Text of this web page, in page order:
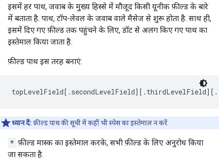
इसमें हर पाथ, जवाब के मुख्य हिस्से में मौजूद किसी यूनीक फ़ील्ड के बारे
में बताता है. पाथ, टॉप-लेवल के जवाब वाले मैसेज से शुरू होता है. साथ ही,
इसमें दिए गए फ़ील्ड तक पहुंचने के लिए, डॉट से अलग किए गए पाथ का
इस्तेमाल किया जाता है.
फ़ील्ड पाथ इस तरह बनाएं:
ध्यान दें: फ़ील्ड पाथ की सूची में कहीं भी स्पेस का इस्तेमाल न करें.
* फ़ील्ड मास्क का इस्तेमाल करके, सभी फ़ील्ड के लिए अनुरोध किया
जा सकता है.